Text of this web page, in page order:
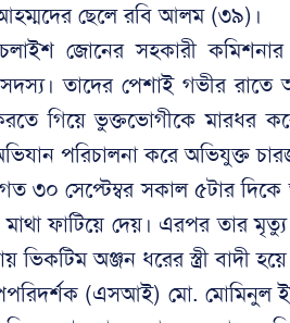
ছেলে রবি আলম (৩৯)।
জোনের সহকারী
সদস্য। তাদের পেশাই গভীর
গিয়ে ভুক্তভোগীকে মারধর
পরিচালনা করে অভিযুক্ত
৩০ সেপ্টেম্বর সকাল ৫টার
ফাটিয়ে দেয়। এরপর তার
ভিকটিম অঞ্জন ধরের স্ত্রী বাদী
(এসআই) মো. মোমিনুল